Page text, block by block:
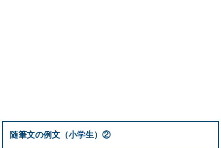
随筆文の例文（小学生）②